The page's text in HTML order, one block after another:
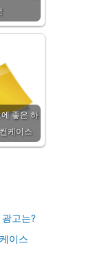
좋은 하
케이스
고는?
이스